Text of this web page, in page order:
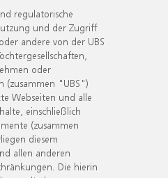
regulatorische
und der Zugriff
andere von der UBS
oder
(zusammen "UBS")
Webseiten und alle
einschließlich
(zusammen
diesem
allen anderen
Die hierin